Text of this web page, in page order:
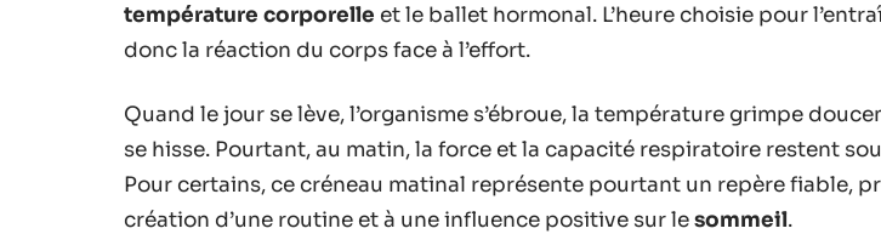
température corporelle et le ballet hormonal. L’heure choisie pour
donc la réaction du corps face à l’effort.
Quand le jour se lève, l’organisme s’ébroue, la température grimpe
se hisse. Pourtant, au matin, la force et la capacité respiratoire restent
Pour certains, ce créneau matinal représente pourtant un repère fiable,
création d’une routine et à une influence positive sur lesommeil.